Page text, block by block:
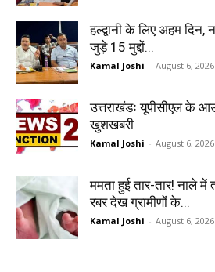
हल्द्वानी के लिए अहम दिन,
जुड़े 15 मुद्दों...
Kamal Joshi - August 6, 2026
उत्तराखंडः यूपीसीएल के
खुशखबरी
Kamal Joshi - August 6, 2026
ममता हुई तार-तार! नाले में
रबर देख ग्रामीणों के...
Kamal Joshi - August 6, 2026